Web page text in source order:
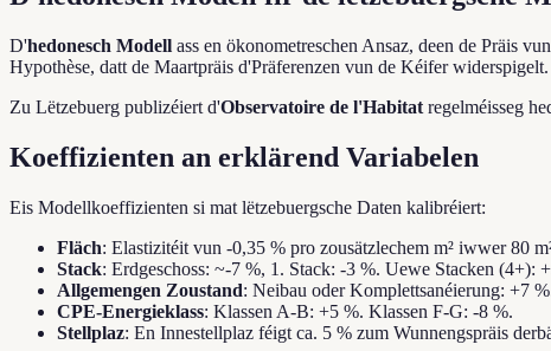
D'hedonesch Modell ass en ökonometreschen Ansaz, deen de Präis
Hypothèse, datt de Maartpräis d'Präferenzen vun de Kéifer widerspigelt.
Zu Lëtzebuerg publizéiert d'Observatoire de l'Habitat regelméisseg
Koeffizienten an erklärend Variabelen
Eis Modellkoeffizienten si mat lëtzebuergsche Daten kalibréiert:
Fläch: Elastizitéit vun -0,35 % pro zousätzlechem m² iwwer 80
Stack: Erdgeschoss: ~-7 %, 1. Stack: -3 %. Uewe Stacken (4+):
Allgemengen Zoustand: Neibau oder Komplettsanéierung: +7
CPE-Energieklass: Klassen A-B: +5 %. Klassen F-G: -8 %.
Stellplaz: En Innestellplaz féigt ca. 5 % zum Wunnengspräis